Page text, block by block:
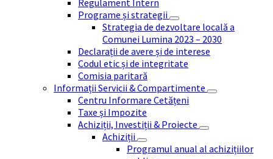
Regulament Intern
Programe și strategii
Strategia de dezvoltare locală a
Comunei Lumina 2023 – 2030
Declarații de avere și de interese
Codul etic și de integritate
Comisia paritară
Informații Servicii & Compartimente
Centru Informare Cetățeni
Taxe și Impozite
Achiziții, Investiții & Proiecte
Achiziții
Programul anual al achizițiilor